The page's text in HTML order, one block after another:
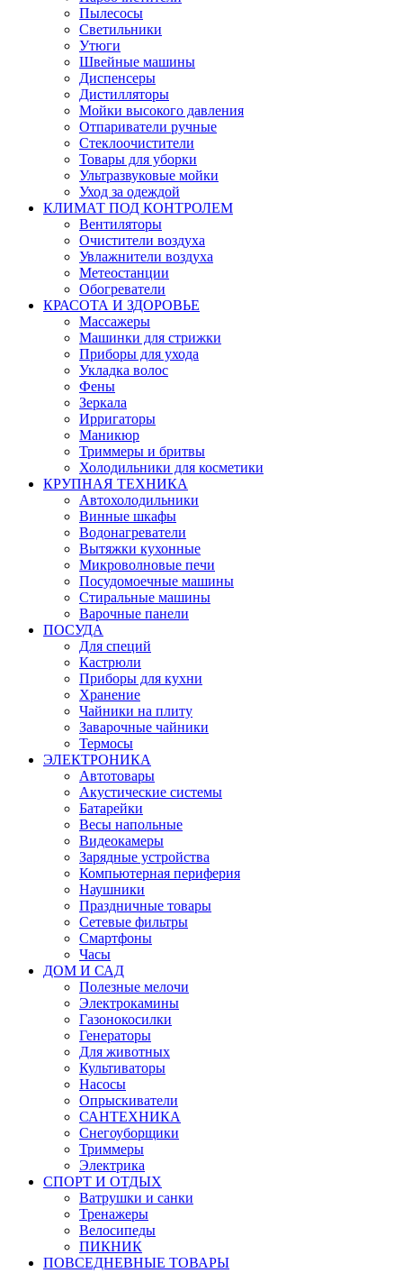
Пылесосы
Светильники
Утюги
Швейные машины
Диспенсеры
Дистилляторы
Мойки высокого давления
Отпариватели ручные
Стеклоочистители
Товары для уборки
Ультразвуковые мойки
Уход за одеждой
КЛИМАТ ПОД КОНТРОЛЕМ
Вентиляторы
Очистители воздуха
Увлажнители воздуха
Метеостанции
Обогреватели
КРАСОТА И ЗДОРОВЬЕ
Массажеры
Машинки для стрижки
Приборы для ухода
Укладка волос
Фены
Зеркала
Ирригаторы
Маникюр
Триммеры и бритвы
Холодильники для косметики
КРУПНАЯ ТЕХНИКА
Автохолодильники
Винные шкафы
Водонагреватели
Вытяжки кухонные
Микроволновые печи
Посудомоечные машины
Стиральные машины
Варочные панели
ПОСУДА
Для специй
Кастрюли
Приборы для кухни
Хранение
Чайники на плиту
Заварочные чайники
Термосы
ЭЛЕКТРОНИКА
Автотовары
Акустические системы
Батарейки
Весы напольные
Видеокамеры
Зарядные устройства
Компьютерная периферия
Наушники
Праздничные товары
Сетевые фильтры
Смартфоны
Часы
ДОМ И САД
Полезные мелочи
Электрокамины
Газонокосилки
Генераторы
Для животных
Культиваторы
Насосы
Опрыскиватели
САНТЕХНИКА
Снегоуборщики
Триммеры
Электрика
СПОРТ И ОТДЫХ
Ватрушки и санки
Тренажеры
Велосипеды
ПИКНИК
ПОВСЕДНЕВНЫЕ ТОВАРЫ